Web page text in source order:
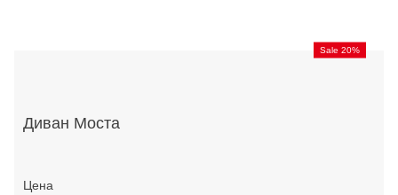
Sale 20%
Диван Моста